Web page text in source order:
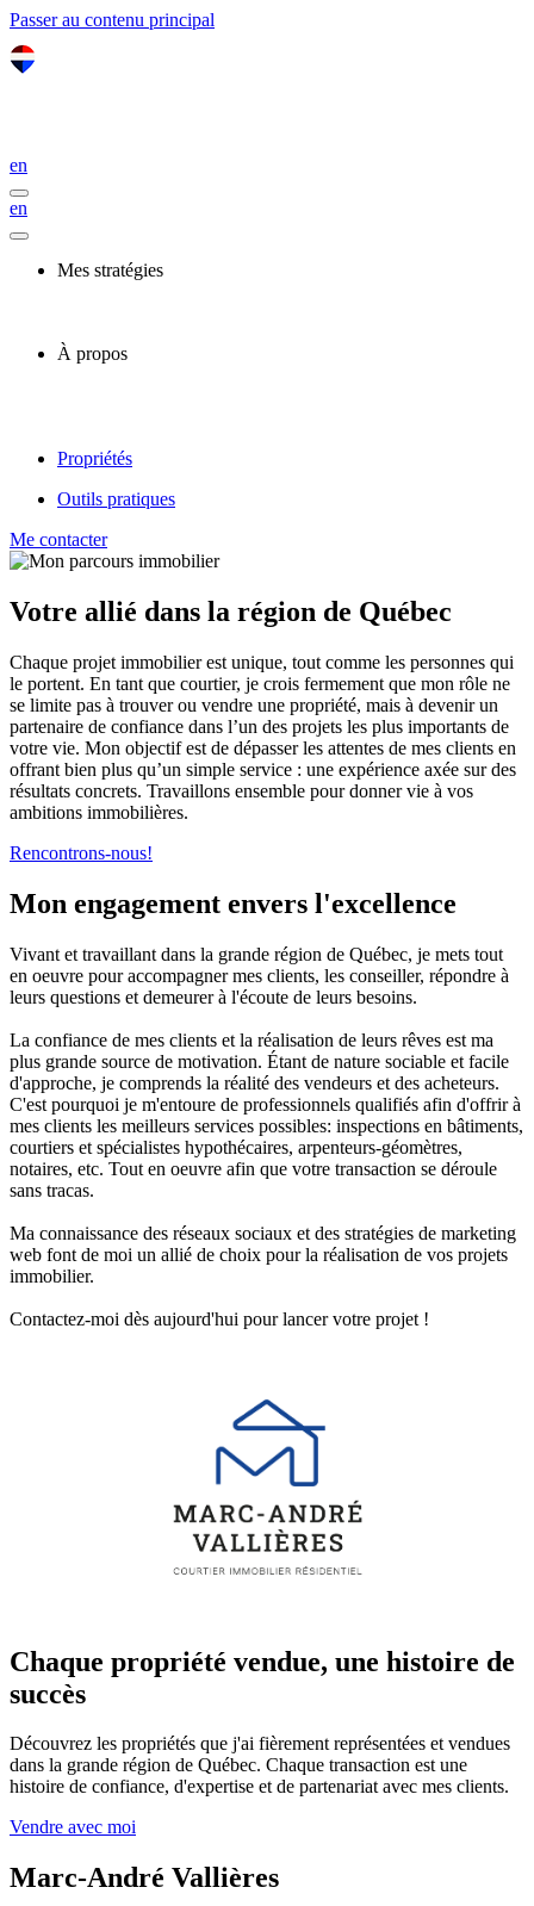
Passer au contenu principal
en
en
Mes stratégies
À propos
Propriétés
Outils pratiques
Me contacter
Votre allié dans la région de Québec
Chaque projet immobilier est unique, tout comme les personnes qui
le portent. En tant que courtier, je crois fermement que mon rôle ne
se limite pas à trouver ou vendre une propriété, mais à devenir un
partenaire de confiance dans l’un des projets les plus importants de
votre vie. Mon objectif est de dépasser les attentes de mes clients en
offrant bien plus qu’un simple service : une expérience axée sur des
résultats concrets. Travaillons ensemble pour donner vie à vos
ambitions immobilières.
Rencontrons-nous!
Mon engagement envers l'excellence
Vivant et travaillant dans la grande région de Québec, je mets tout
en oeuvre pour accompagner mes clients, les conseiller, répondre à
leurs questions et demeurer à l'écoute de leurs besoins.
La confiance de mes clients et la réalisation de leurs rêves est ma
plus grande source de motivation. Étant de nature sociable et facile
d'approche, je comprends la réalité des vendeurs et des acheteurs.
C'est pourquoi je m'entoure de professionnels qualifiés afin d'offrir à
mes clients les meilleurs services possibles: inspections en bâtiments,
courtiers et spécialistes hypothécaires, arpenteurs-géomètres,
notaires, etc. Tout en oeuvre afin que votre transaction se déroule
sans tracas.
Ma connaissance des réseaux sociaux et des stratégies de marketing
web font de moi un allié de choix pour la réalisation de vos projets
immobilier.
Contactez-moi dès aujourd'hui pour lancer votre projet !
Chaque propriété vendue, une histoire de
succès
Découvrez les propriétés que j'ai fièrement représentées et vendues
dans la grande région de Québec. Chaque transaction est une
histoire de confiance, d'expertise et de partenariat avec mes clients.
Vendre avec moi
Marc-André Vallières